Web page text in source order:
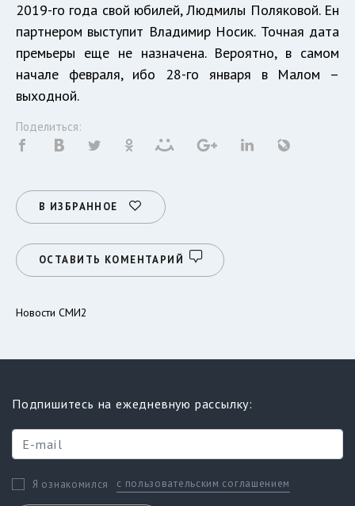
2019-го года свой юбилей, Людмилы Поляковой. Ен
партнером выступит Владимир Носик. Точная дата
премьеры еще не назначена. Вероятно, в самом
начале февраля, ибо 28-го января в Малом –
выходной.
Поделиться:
В ИЗБРАННОЕ
ОСТАВИТЬ КОМЕНТАРИЙ
Новости СМИ2
Подпишитесь на ежедневную рассылку:
Я ознакомился с пользовательским соглашением